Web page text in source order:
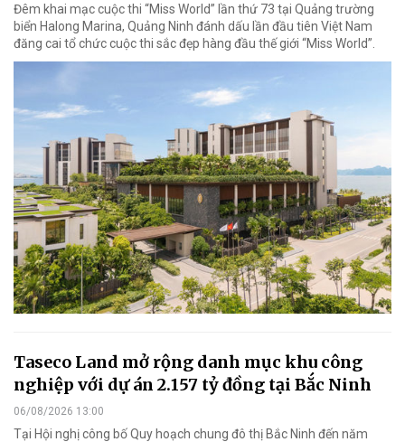
Đêm khai mạc cuộc thi “Miss World” lần thứ 73 tại Quảng trường
biển Halong Marina, Quảng Ninh đánh dấu lần đầu tiên Việt Nam
đăng cai tổ chức cuộc thi sắc đẹp hàng đầu thế giới “Miss World”.
Taseco Land mở rộng danh mục khu công
nghiệp với dự án 2.157 tỷ đồng tại Bắc Ninh
06/08/2026 13:00
Tại Hội nghị công bố Quy hoạch chung đô thị Bắc Ninh đến năm